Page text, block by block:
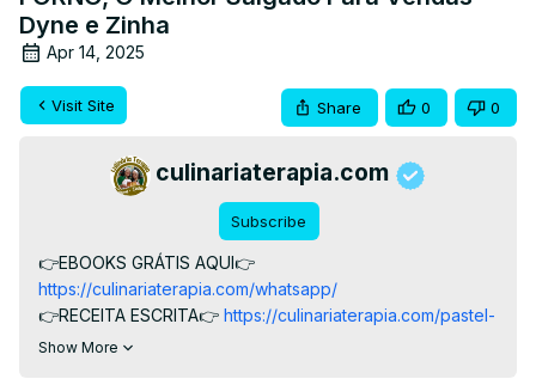
Dyne e Zinha
Apr 14, 2025
Visit Site Share 0 0
culinariaterapia.com
Subscribe
👉EBOOKS GRÁTIS AQUI👉
https://culinariaterapia.com/whatsapp/
👉RECEITA ESCRITA👉 https://culinariaterapia.com/pastel-
de-forno-facil-e-rapido-massa-super-sequinha/
Show More